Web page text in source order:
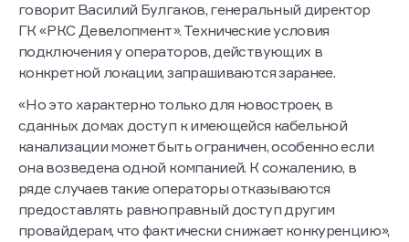
еще на этапе проектирования жилого комплекса,
говорит Василий Булгаков, генеральный директор
ГК «РКС Девелопмент». Технические условия
подключения у операторов, действующих в
«Но это характерно только для новостроек, в
сданных домах доступ к имеющейся кабельной
канализации может быть ограничен, особенно если
она возведена одной компанией. К сожалению, в
ряде случаев такие операторы отказываются
предоставлять равноправный доступ другим